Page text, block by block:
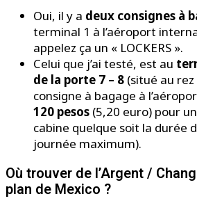
Oui, il y a deux consignes à
terminal 1 à l’aéroport
appelez ça un « LOCKERS ».
Celui que j’ai testé, est au
de la porte 7 – 8 (situé au rez
consigne à bagage à
120 pesos (5,20 euro) pour
cabine quelque soit la durée
journée maximum).
Où trouver de l’Argent /
plan de Mexico ?